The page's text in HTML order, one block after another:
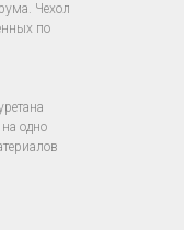
Чехол
по
одно